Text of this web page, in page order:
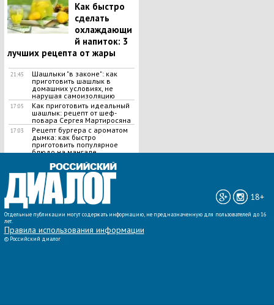
Как быстро
сделать
охлаждающи
й напиток: 3
лучших рецепта от жары
21:45
Шашлыки "в законе": как
приготовить шашлык в
домашних условиях, не
нарушая самоизоляцию
17:05
Как приготовить идеальный
шашлык​: рецепт от шеф-
повара Сергея Мартиросяна
17:03
Рецепт бургера с ароматом
дымка: как быстро
приготовить популярное
блюдо на мангале
ВСЕ НОВОСТИ »
18+
Отдельные публикации могут содержать информацию, не предназначенную для пользователей до 16
лет.
Правила использования информации
© Российский диалог